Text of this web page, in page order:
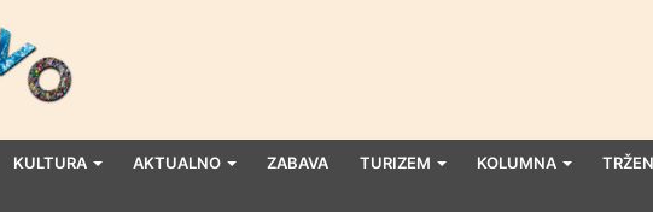
KULTURA AKTUALNO ZABAVA TURIZEM KOLUMNA